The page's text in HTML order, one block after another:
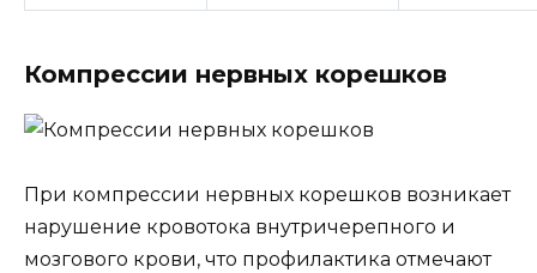
Компрессии нервных корешков
При компрессии нервных корешков возникает
нарушение кровотока внутричерепного и
мозгового крови, что профилактика отмечают